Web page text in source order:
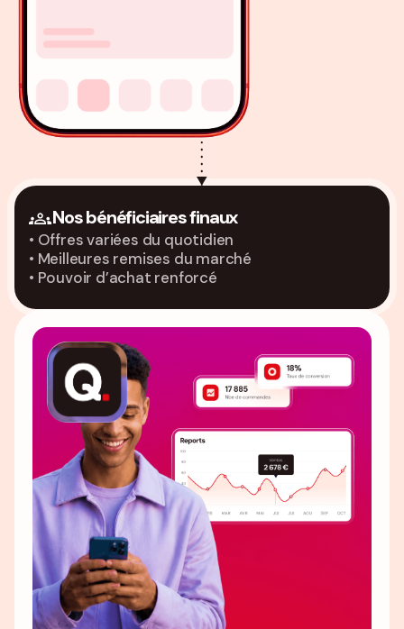
Nos bénéficiaires finaux
• Offres variées du quotidien
• Meilleures remises du marché
• Pouvoir d’achat renforcé